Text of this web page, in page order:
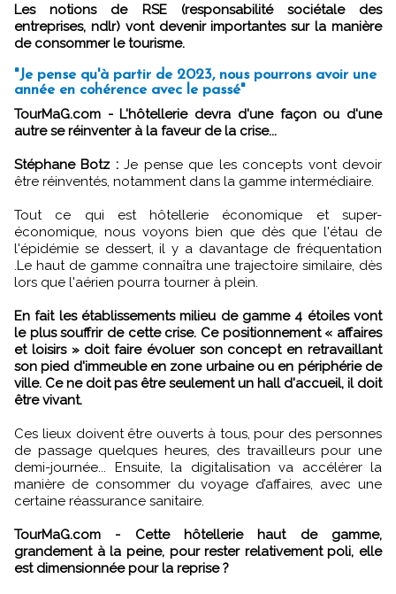
Les notions de RSE (responsabilité sociétale des
entreprises, ndlr) vont devenir importantes sur la manière
de consommer le tourisme.
"Je pense qu'à partir de 2023, nous pourrons avoir une
année en cohérence avec le passé"
TourMaG.com - L'hôtellerie devra d'une façon ou d'une
autre se réinventer à la faveur de la crise...
Stéphane Botz :Je pense que les concepts vont devoir
être réinventés, notamment dans la gamme intermédiaire.
Tout ce qui est hôtellerie économique et super-
économique, nous voyons bien que dès que l'étau de
l'épidémie se dessert, il y a davantage de fréquentation
.Le haut de gamme connaîtra une trajectoire similaire, dès
lors que l'aérien pourra tourner à plein.
En fait les établissements milieu de gamme 4 étoiles vont
le plus souffrir de cette crise. Ce positionnement « affaires
et loisirs » doit faire évoluer son concept en retravaillant
son pied d'immeuble en zone urbaine ou en périphérie de
ville. Ce ne doit pas être seulement un hall d'accueil, il doit
être vivant.
Ces lieux doivent être ouverts à tous, pour des personnes
de passage quelques heures, des travailleurs pour une
demi-journée... Ensuite, la digitalisation va accélérer la
manière de consommer du voyage d’affaires, avec une
certaine réassurance sanitaire.
TourMaG.com - Cette hôtellerie haut de gamme,
grandement à la peine, pour rester relativement poli, elle
est dimensionnée pour la reprise ?